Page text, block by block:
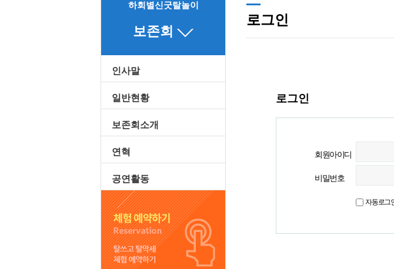
하회별신굿탈놀이
보존회
인사말
일반현황
보존회소개
연혁
공연활동
로그인
로그인
회원아이디
비밀번호
자동로그